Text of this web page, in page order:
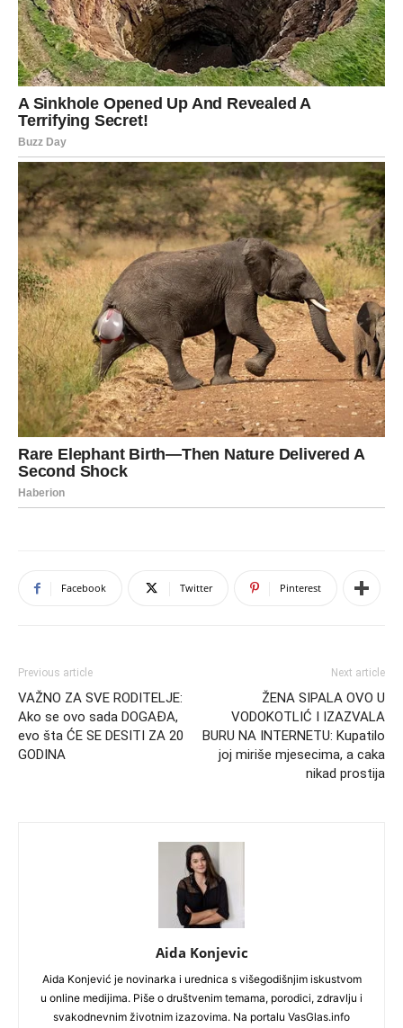
Facebook Twitter Pinterest
Previous article
VAŽNO ZA SVE RODITELJE:
Ako se ovo sada DOGAĐA,
evo šta ĆE SE DESITI ZA 20
GODINA
Next article
ŽENA SIPALA OVO U
VODOKOTLIĆ I IZAZVALA
BURU NA INTERNETU: Kupatilo
joj miriše mjesecima, a caka
nikad prostija
Aida Konjevic
Aida Konjević je novinarka i urednica s višegodišnjim iskustvom
u online medijima. Piše o društvenim temama, porodici, zdravlju i
svakodnevnim životnim izazovima. Na portalu VasGlas.info